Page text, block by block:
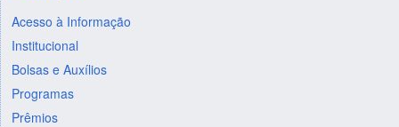
Acesso à Informação
Institucional
Bolsas e Auxílios
Programas
Prêmios